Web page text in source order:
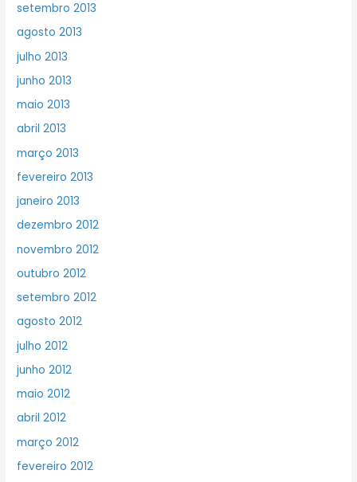
setembro 2013
agosto 2013
julho 2013
junho 2013
maio 2013
abril 2013
março 2013
fevereiro 2013
janeiro 2013
dezembro 2012
novembro 2012
outubro 2012
setembro 2012
agosto 2012
julho 2012
junho 2012
maio 2012
abril 2012
março 2012
fevereiro 2012